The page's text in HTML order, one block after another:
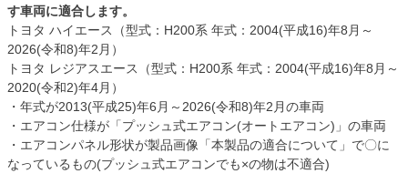
す車両に適合します。
トヨタ ハイエース（型式：H200系 年式：2004(平成16)年8月～
2026(令和8)年2月）
トヨタ レジアスエース（型式：H200系 年式：2004(平成16)年8月～
2020(令和2)年4月）
・年式が2013(平成25)年6月～2026(令和8)年2月の車両
・エアコン仕様が「プッシュ式エアコン(オートエアコン)」の車両
・エアコンパネル形状が製品画像「本製品の適合について」で〇に
なっているもの(プッシュ式エアコンでも×の物は不適合)